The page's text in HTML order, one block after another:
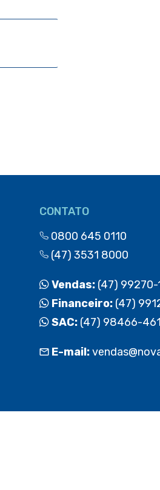
CONTATO
0800 645 0110
(47) 3531 8000
Vendas: (47) 99270-
Financeiro: (47)
SAC: (47) 98466-
E-mail: